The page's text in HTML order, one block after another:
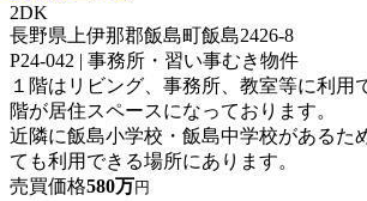
2DK
長野県上伊那郡飯島町飯島2426-8
P24-042 | 事務所・習い事むき物件
１階はリビング、事務所、教室等に利用
階が居住スペースになっております。
近隣に飯島小学校・飯島中学校があるた
ても利用できる場所にあります。
売買価格580万円